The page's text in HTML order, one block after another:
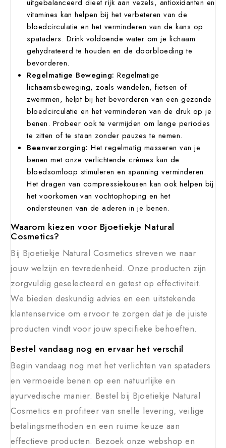
uitgebalanceerd dieet rijk aan vezels, antioxidanten en
vitamines kan helpen bij het verbeteren van de
bloedcirculatie en het verminderen van de kans op
spataders. Drink voldoende water om je lichaam
gehydrateerd te houden en de doorbloeding te
bevorderen.
Regelmatige Beweging: Regelmatige
lichaamsbeweging, zoals wandelen, fietsen of
zwemmen, helpt bij het bevorderen van een gezonde
bloedcirculatie en het verminderen van de druk op je
benen. Probeer ook te vermijden om lange periodes
te zitten of te staan zonder pauzes te nemen.
Beenverzorging: Het regelmatig masseren van je
benen met onze verlichtende crèmes kan de
bloedsomloop stimuleren en spanning verminderen.
Het dragen van compressiekousen kan ook helpen bij
het voorkomen van vochtophoping en het
ondersteunen van de aderen in je benen.
Waarom kiezen voor Bjoetiekje Natural
Cosmetics?
Bij Bjoetiekje Natural Cosmetics streven we naar
jouw welzijn en tevredenheid. Onze producten zijn
zorgvuldig geselecteerd en getest op effectiviteit.
We bieden deskundig advies en een uitstekende
klantenservice om ervoor te zorgen dat je de juiste
producten vindt voor jouw specifieke behoeften.
Bestel vandaag nog en ervaar het verschil
Begin vandaag nog met het verlichten van spataders
en vermoeide benen op een natuurlijke en
ayurvedische manier. Bestel bij Bjoetiekje Natural
Cosmetics en profiteer van snelle levering, veilige
betalingsmethoden en een ruime keuze aan
effectieve producten. Bezoek onze webshop en